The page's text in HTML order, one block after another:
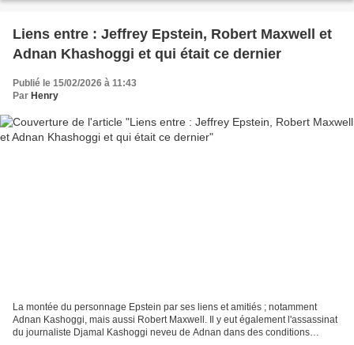
Liens entre : Jeffrey Epstein, Robert Maxwell et
Adnan Khashoggi et qui était ce dernier
Publié le 15/02/2026 à 11:43
Par Henry
La montée du personnage Epstein par ses liens et amitiés ; notamment
Adnan Kashoggi, mais aussi Robert Maxwell. Il y eut également l'assassinat
du journaliste Djamal Kashoggi neveu de Adnan dans des conditions